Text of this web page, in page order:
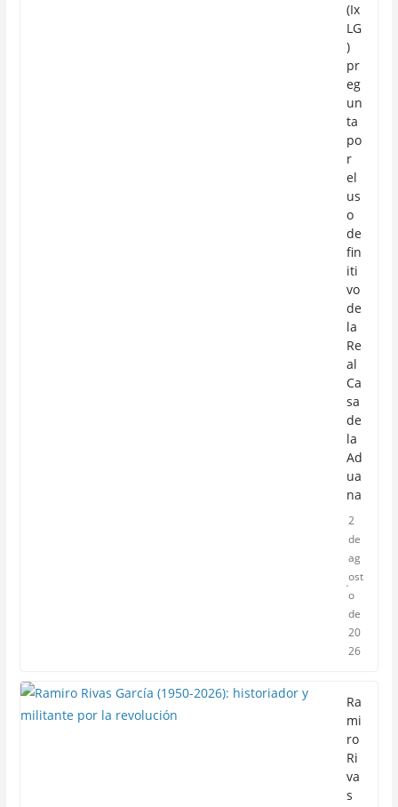
(Ix
LG
)
pr
eg
un
ta
po
r
el
us
o
de
fin
iti
vo
de
la
Re
al
Ca
sa
de
la
Ad
ua
na
2
de
ag
ost
o
de
20
26
Ra
mi
ro
Ri
va
s